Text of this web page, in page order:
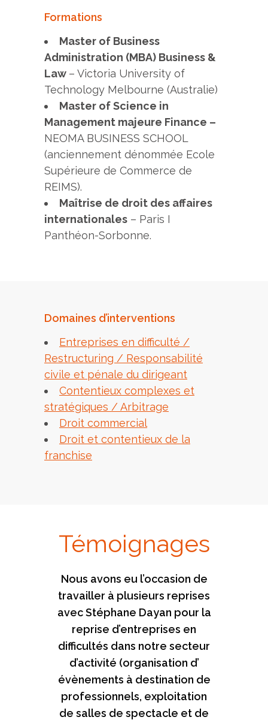
Formations
Master of Business
Administration (MBA) Business &
Law – Victoria University of
Technology Melbourne (Australie)
Master of Science in
Management majeure Finance –
NEOMA BUSINESS SCHOOL
(anciennement dénommée Ecole
Supérieure de Commerce de
REIMS).
Maîtrise de droit des affaires
internationales – Paris I
Panthéon-Sorbonne.
Domaines d’interventions
Entreprises en difficulté /
Restructuring / Responsabilité
civile et pénale du dirigeant
Contentieux complexes et
stratégiques / Arbitrage
Droit commercial
Droit et contentieux de la
franchise
Témoignages
Nous avons eu l’occasion de
travailler à plusieurs reprises
avec Stéphane Dayan pour la
reprise d’entreprises en
difficultés dans notre secteur
d’activité (organisation d’
évènements à destination de
professionnels, exploitation
de salles de spectacle et de
Ce cabinet est l’exemple-
même de réussite de
l’approche « boutique » du
cabinet d’avocat, sachant
combiner expérience et
compétences avec proximité
et connaissance intime des
dossiers. Depuis 7 ans, j’ai pu
apprécier la disponibilité